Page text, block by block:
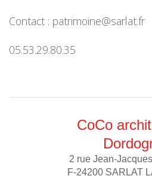
Contact : patrimoine@sarlat.fr
05.53.29.80.35
CoCo
2 rue Jean-
F-24200 SARLAT